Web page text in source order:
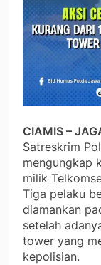
CIAMIS –
Satreskrim
mengungkap
milik
Tiga pelaku
diamankan
setelah
tower yang
kepolisian.